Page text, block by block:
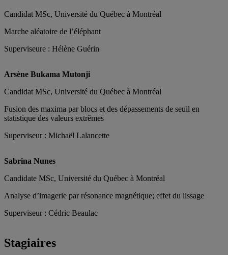
Candidat MSc, Université du Québec à Montréal
Marche aléatoire de l’éléphant
Superviseure : Hélène Guérin
Arsène Bukama Mutonji
Candidat MSc, Université du Québec à Montréal
Fusion des maxima par blocs et des dépassements de seuil en
statistique des valeurs extrêmes
Superviseur : Michaël Lalancette
Sabrina Nunes
Candidate MSc, Université du Québec à Montréal
Analyse d’imagerie par résonance magnétique; effet du lissage
Superviseur : Cédric Beaulac
Stagiaires